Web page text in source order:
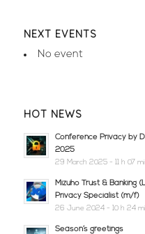
NEXT EVENTS
No event
HOT NEWS
Conference Privacy by
2025
29 March 2025 - 11 h 07
Mizuho Trust & Banking
Privacy Specialist (m/f)
26 June 2024 - 10 h 24
Season’s greetings